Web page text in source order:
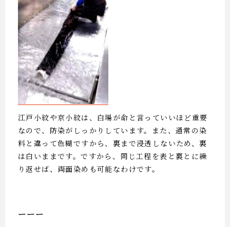
江戸小紋や京小紋は、白場が命と言っていいほど重要
なので、防染がしっかりしています。また、通常の染
料と違って色糊ですから、裏まで浸透しないため、裏
は白いままです。ですから、同じ工程を表と裏とに繰
り返せば、両面染めも可能なわけです。
ーーー